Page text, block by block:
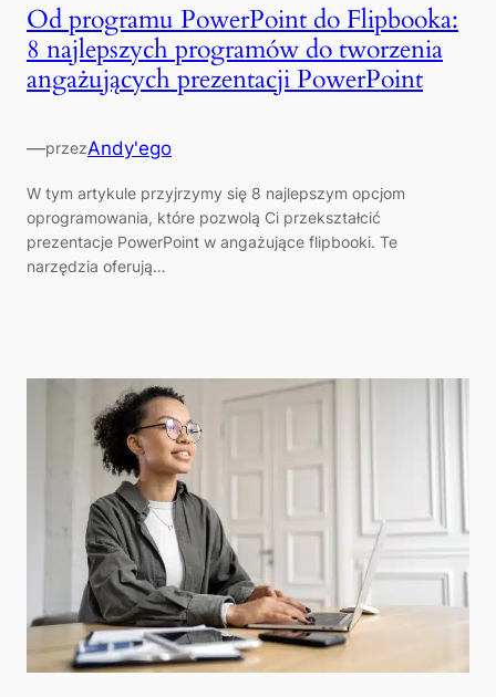
Od programu PowerPoint do Flipbooka:
8 najlepszych programów do tworzenia
angażujących prezentacji PowerPoint
—przezAndy'ego
W tym artykule przyjrzymy się 8 najlepszym opcjom
oprogramowania, które pozwolą Ci przekształcić
prezentacje PowerPoint w angażujące flipbooki. Te
narzędzia oferują…